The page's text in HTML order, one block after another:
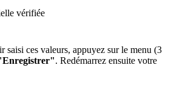
vérifiée
saisi ces valeurs, appuyez sur le menu (3
. Redémarrez ensuite votre